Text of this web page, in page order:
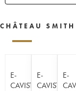
CHÂTEAU
E-
CAVISTE
E-
CAVISTE
E-